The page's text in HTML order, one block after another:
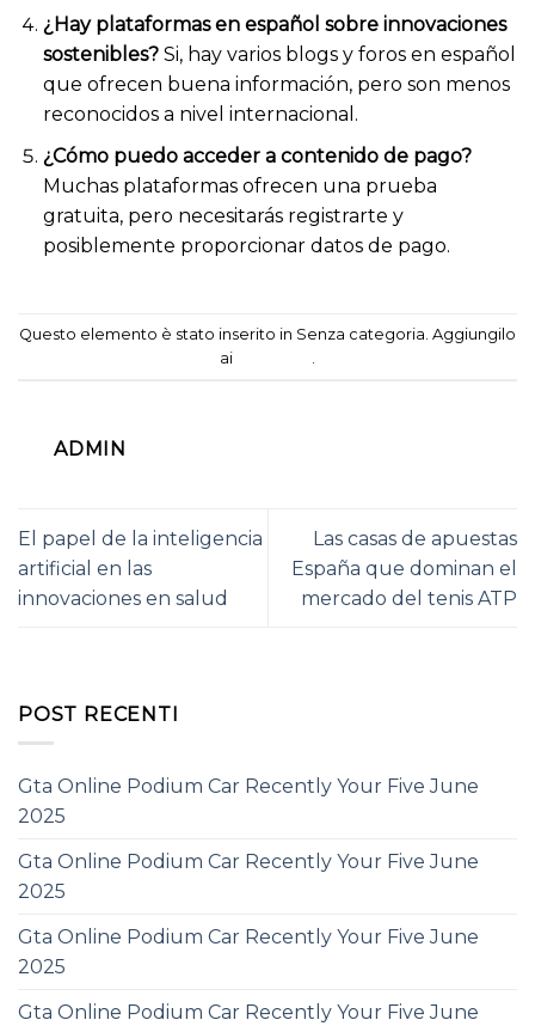
¿Hay plataformas en español sobre innovaciones
sostenibles?Si, hay varios blogs y foros en español
que ofrecen buena información, pero son menos
reconocidos a nivel internacional.
¿Cómo puedo acceder a contenido de pago?
Muchas plataformas ofrecen una prueba
gratuita, pero necesitarás registrarte y
posiblemente proporcionar datos de pago.
Questo elemento è stato inserito in Senza categoria. Aggiungilo
ai
ADMIN
El papel de la inteligencia
artificial en las
innovaciones en salud
Las casas de apuestas
España que dominan el
mercado del tenis ATP
POST RECENTI
Gta Online Podium Car Recently Your Five June
2025
Gta Online Podium Car Recently Your Five June
2025
Gta Online Podium Car Recently Your Five June
2025
Gta Online Podium Car Recently Your Five June